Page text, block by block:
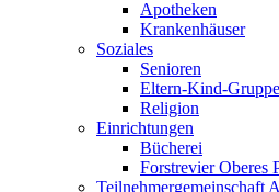
Apotheken
Krankenhäuser
Soziales
Senioren
Eltern-Kind-Gruppe
Religion
Einrichtungen
Bücherei
Forstrevier Oberes
Teilnehmergemeinschaft